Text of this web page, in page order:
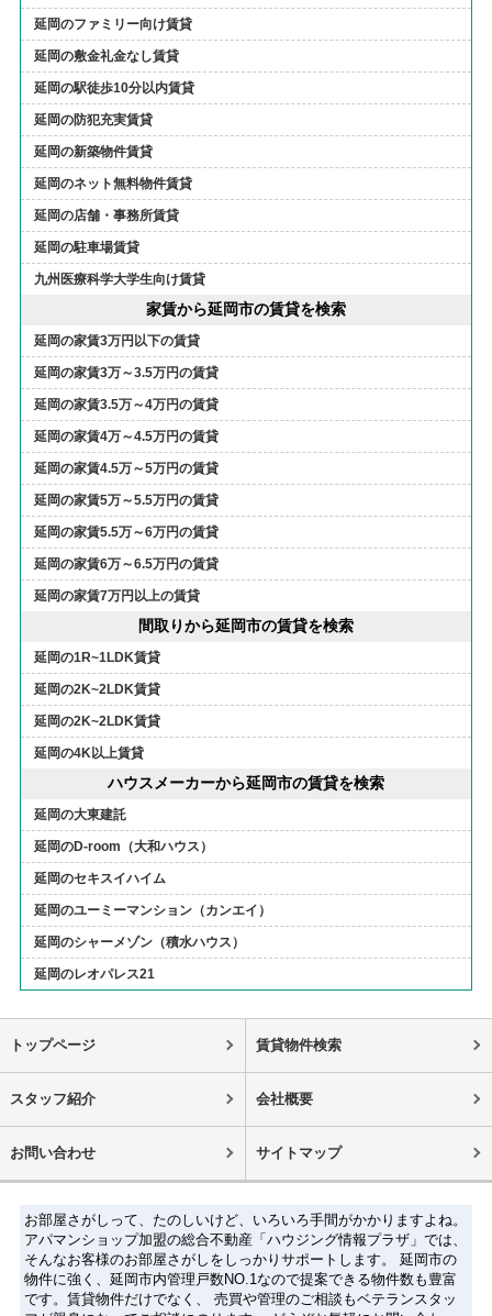
延岡のファミリー向け賃貸
延岡の敷金礼金なし賃貸
延岡の駅徒歩10分以内賃貸
延岡の防犯充実賃貸
延岡の新築物件賃貸
延岡のネット無料物件賃貸
延岡の店舗・事務所賃貸
延岡の駐車場賃貸
九州医療科学大学生向け賃貸
家賃から延岡市の賃貸を検索
延岡の家賃3万円以下の賃貸
延岡の家賃3万～3.5万円の賃貸
延岡の家賃3.5万～4万円の賃貸
延岡の家賃4万～4.5万円の賃貸
延岡の家賃4.5万～5万円の賃貸
延岡の家賃5万～5.5万円の賃貸
延岡の家賃5.5万～6万円の賃貸
延岡の家賃6万～6.5万円の賃貸
延岡の家賃7万円以上の賃貸
間取りから延岡市の賃貸を検索
延岡の1R~1LDK賃貸
延岡の2K~2LDK賃貸
延岡の2K~2LDK賃貸
延岡の4K以上賃貸
ハウスメーカーから延岡市の賃貸を検索
延岡の大東建託
延岡のD-room（大和ハウス）
延岡のセキスイハイム
延岡のユーミーマンション（カンエイ）
延岡のシャーメゾン（積水ハウス）
延岡のレオパレス21
トップページ 賃貸物件検索
スタッフ紹介 会社概要
お問い合わせ サイトマップ
お部屋さがしって、たのしいけど、いろいろ手間がかかりますよね。
アパマンショップ加盟の総合不動産「ハウジング情報プラザ」では、
そんなお客様のお部屋さがしをしっかりサポートします。 延岡市の
物件に強く、延岡市内管理戸数NO.1なので提案できる物件数も豊富
です。賃貸物件だけでなく、 売買や管理のご相談もベテランスタッ